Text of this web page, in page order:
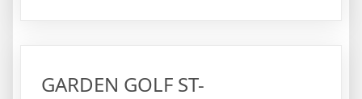
GARDEN GOLF ST-